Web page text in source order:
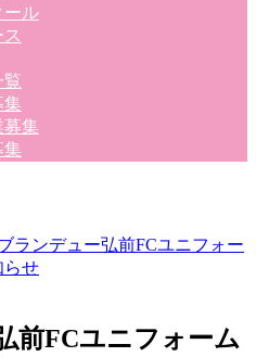
ール
覧
集
募集
集
ランデュー弘前FCユニフォー
らせ
前FCユニフォーム